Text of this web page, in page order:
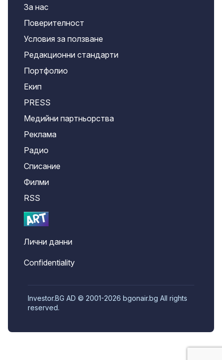
За нас
Поверителност
Условия за ползване
Редакционни стандарти
Портфолио
Екип
PRESS
Медийни партньорства
Реклама
Радио
Списание
Филми
RSS
Лични данни
Confidentiality
Investor.BG AD © 2001-2026 bgonair.bg All rights
reserved.